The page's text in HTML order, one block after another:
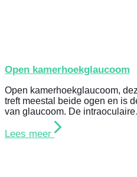
Open kamerhoekglaucoom
Open kamerhoekglaucoom,
treft meestal beide ogen en is
van glaucoom. De
Lees meer